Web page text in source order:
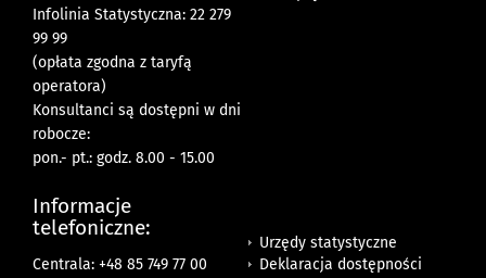
Infolinia Statystyczna: 22 279
99 99
(opłata zgodna z taryfą
operatora)
Konsultanci są dostępni w dni
robocze:
pon.- pt.: godz. 8.00 - 15.00
Informacje
telefoniczne:
Centrala: +48 85 749 77 00
Urzędy statystyczne
Deklaracja dostępności